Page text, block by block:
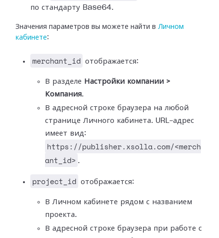
по стандарту Base64.
Значения параметров вы можете найти в Личном
кабинете:
merchant_id отображается:
В разделе Настройки компании >
Компания.
В адресной строке браузера на любой
странице Личного кабинета. URL-адрес
имеет вид:
https://publisher.xsolla.com/<merch
ant_id> .
project_id отображается:
В Личном кабинете рядом с названием
проекта.
В адресной строке браузера при работе с